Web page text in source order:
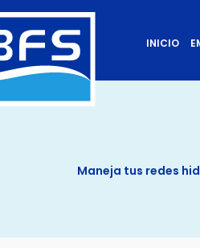
INICIO
Maneja tus redes